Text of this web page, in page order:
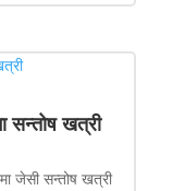
सन्तोष खत्री
जेसी सन्तोष खत्री